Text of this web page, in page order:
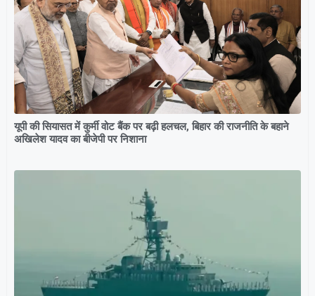
यूपी की सियासत में कुर्मी वोट बैंक पर बढ़ी हलचल, बिहार की राजनीति के बहाने
अखिलेश यादव का बीजेपी पर निशाना